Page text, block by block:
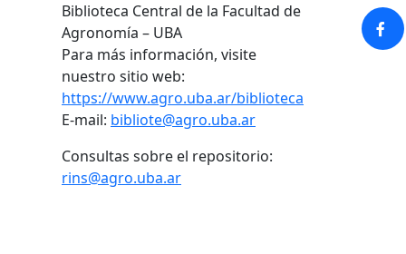
Biblioteca Central de la Facultad de
Agronomía – UBA
Para más información, visite
nuestro sitio web:
https://www.agro.uba.ar/biblioteca
E-mail: bibliote@agro.uba.ar
Consultas sobre el repositorio:
rins@agro.uba.ar